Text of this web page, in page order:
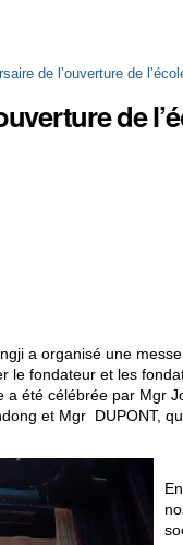
de l’ouverture de
de
a organisé une
le fondateur et les
a été célébrée par Mgr
et Mgr DUPONT,